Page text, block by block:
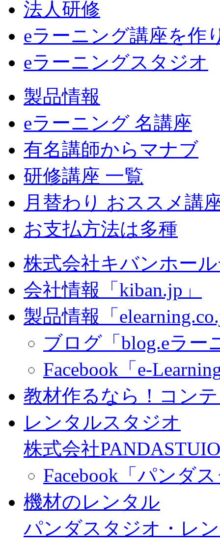
法人研修
eラーニング講座を作
eラーニングスタジオ
製品情報
eラーニング 名講座
有名講師からマナブ
研修講座 一覧
月替わり おススメ講
お支払方法は多種
株式会社キバンホー
会社情報「kiban.jp」
製品情報「
ブログ「blog.eラー
Facebook「e-
教材作るなら！コン
レンタルスタジオ
株式会社
Facebook「パンダ
機材のレンタル
パンダスタジオ・レ